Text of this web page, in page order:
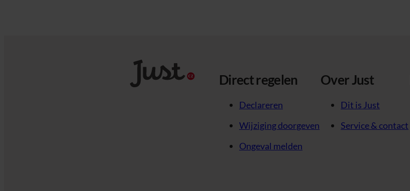
Direct regelen
Declareren
Wijziging doorgeven
Ongeval melden
Over Just
Dit is Just
Service & contact